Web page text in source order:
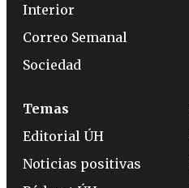
Interior
Correo Semanal
Sociedad
Temas
Editorial ÚH
Noticias positivas